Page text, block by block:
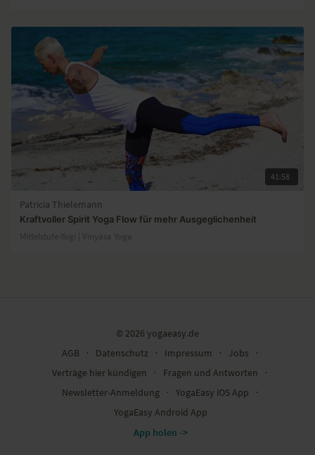
41:58
Patricia Thielemann
Kraftvoller Spirit Yoga Flow für mehr Ausgeglichenheit
Mittelstufe-Yogi | Vinyasa Yoga
© 2026 yogaeasy.de
AGB
∙ Datenschutz ∙ Impressum ∙ Jobs
∙
Verträge hier kündigen
∙ Fragen und Antworten
∙
Newsletter-Anmeldung
∙ YogaEasy iOS App
∙
YogaEasy Android App
App holen ->